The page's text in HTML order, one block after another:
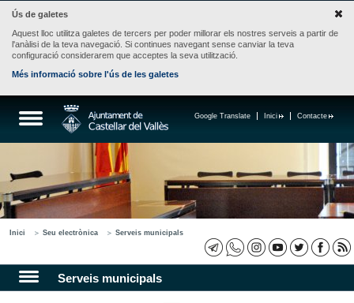
Ús de galetes
Aquest lloc utilitza galetes de tercers per poder millorar els nostres serveis a partir de
l'anàlisi de la teva navegació. Si continues navegant sense canviar la teva
configuració considerarem que acceptes la seva utilització.
Més informació sobre l'ús de les galetes
Contacte
Inici
Google Translate
Inici Seu electrònica Serveis municipals
Serveis municipals